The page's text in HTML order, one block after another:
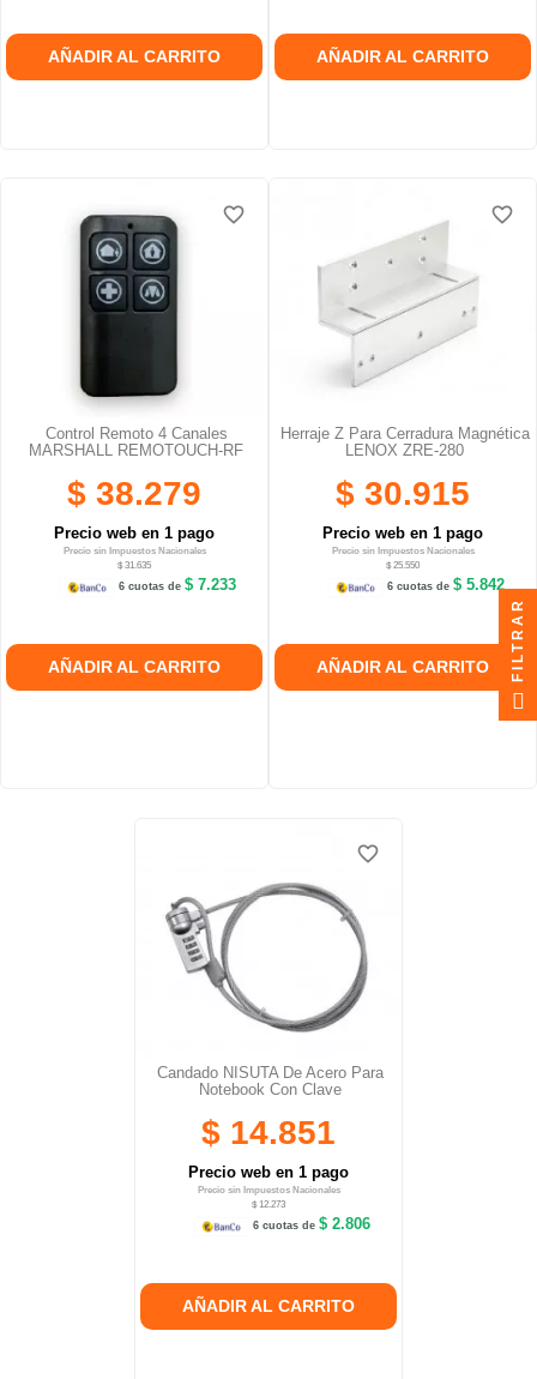
AÑADIR AL CARRITO AÑADIR AL CARRITO
Control Remoto 4 Canales
MARSHALL REMOTOUCH-RF
$ 38.279
Precio web en 1 pago
Precio sin Impuestos Nacionales
$ 31.635
6 cuotas de $ 7.233
AÑADIR AL CARRITO
favorite_border
favorite_border
Herraje Z Para Cerradura Magnética
LENOX ZRE-280
$ 30.915
Precio web en 1 pago
Precio sin Impuestos Nacionales
$ 25.550
6 cuotas de $ 5.842
AÑADIR AL CARRITO
favorite_border
favorite_border
Candado NISUTA De Acero Para
Notebook Con Clave
$ 14.851
Precio web en 1 pago
Precio sin Impuestos Nacionales
$ 12.273
6 cuotas de $ 2.806
AÑADIR AL CARRITO
favorite_border
favorite_border
FILTRAR